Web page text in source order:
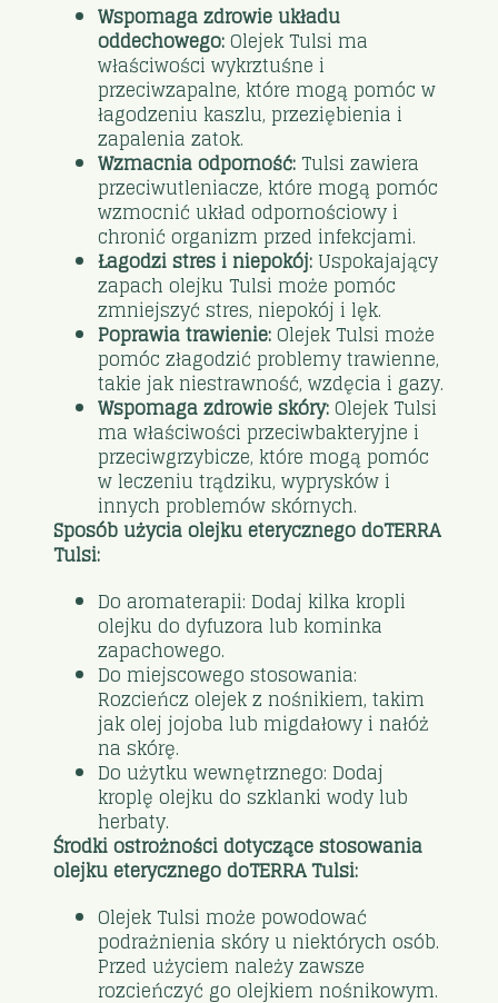
Wspomaga zdrowie układu
oddechowego:Olejek Tulsi ma
właściwości wykrztuśne i
przeciwzapalne, które mogą pomóc w
łagodzeniu kaszlu, przeziębienia i
zapalenia zatok.
Wzmacnia odporność:Tulsi zawiera
przeciwutleniacze, które mogą pomóc
wzmocnić układ odpornościowy i
chronić organizm przed infekcjami.
Łagodzi stres i niepokój:Uspokajający
zapach olejku Tulsi może pomóc
zmniejszyć stres, niepokój i lęk.
Poprawia trawienie:Olejek Tulsi może
pomóc złagodzić problemy trawienne,
takie jak niestrawność, wzdęcia i gazy.
Wspomaga zdrowie skóry:Olejek Tulsi
ma właściwości przeciwbakteryjne i
przeciwgrzybicze, które mogą pomóc
w leczeniu trądziku, wyprysków i
innych problemów skórnych.
Sposób użycia olejku eterycznego doTERRA
Tulsi:
Do aromaterapii: Dodaj kilka kropli
olejku do dyfuzora lub kominka
zapachowego.
Do miejscowego stosowania:
Rozcieńcz olejek z nośnikiem, takim
jak olej jojoba lub migdałowy i nałóż
na skórę.
Do użytku wewnętrznego: Dodaj
kroplę olejku do szklanki wody lub
herbaty.
Środki ostrożności dotyczące stosowania
olejku eterycznego doTERRA Tulsi:
Olejek Tulsi może powodować
podrażnienia skóry u niektórych osób.
Przed użyciem należy zawsze
rozcieńczyć go olejkiem nośnikowym.